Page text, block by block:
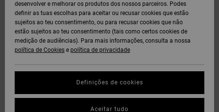
desenvolver e melhorar os produtos dos nossos parceiros. Podes
definir as tuas escolhas para aceitar ou recusar cookies que estão
sujeitos ao teu consentimento, ou para recusar cookies que não
estão sujeitos ao teu consentimento (tais como certos cookies de
medição de audiências). Para mais informações, consulta a nossa
política de Cookies e política de privacidade
Definições de cookies
Aceitar tudo